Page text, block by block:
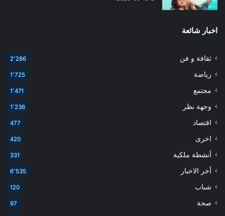
اخبار شائعة
ثقافة و فن 2٬286
رياضة 1٬725
مجتمع 1٬471
وجهة نظر 1٬236
اقتصاد 477
اخرى 420
أنشطة ملكية 331
أخر الاخبار 6٬535
شباب 120
صحة 97